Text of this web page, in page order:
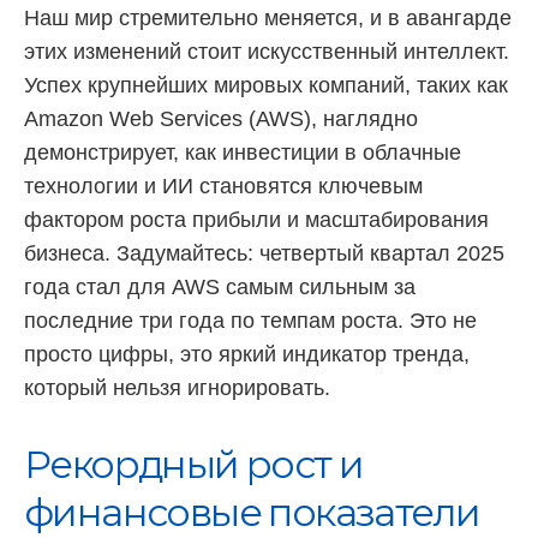
Наш мир стремительно меняется, и в авангарде
этих изменений стоит искусственный интеллект.
Успех крупнейших мировых компаний, таких как
Amazon Web Services (AWS), наглядно
демонстрирует, как инвестиции в облачные
технологии и ИИ становятся ключевым
фактором роста прибыли и масштабирования
бизнеса. Задумайтесь: четвертый квартал 2025
года стал для AWS самым сильным за
последние три года по темпам роста. Это не
просто цифры, это яркий индикатор тренда,
который нельзя игнорировать.
Рекордный рост и
финансовые показатели